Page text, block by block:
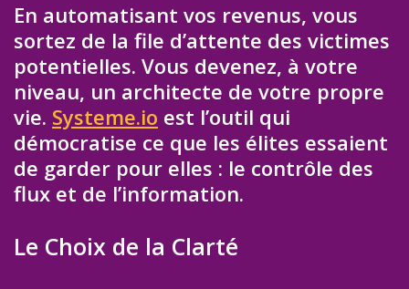
En automatisant vos revenus, vous
sortez de la file d’attente des victimes
potentielles. Vous devenez, à votre
niveau, un architecte de votre propre
vie. Systeme.io est l’outil qui
démocratise ce que les élites essaient
de garder pour elles : le contrôle des
flux et de l’information.
Le Choix de la Clarté